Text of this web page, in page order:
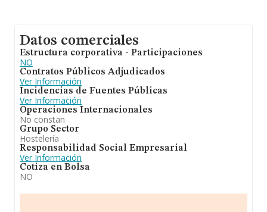
Datos comerciales
Estructura corporativa - Participaciones
NO
Contratos Públicos Adjudicados
Ver Información
Incidencias de Fuentes Públicas
Ver Información
Operaciones Internacionales
No constan
Grupo Sector
Hostelería
Responsabilidad Social Empresarial
Ver Información
Cotiza en Bolsa
NO